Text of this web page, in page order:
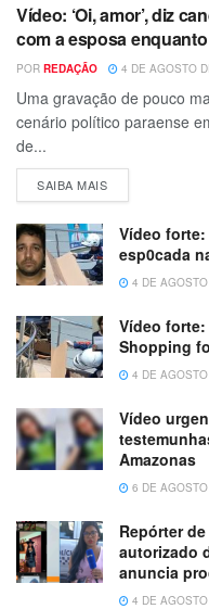
Vídeo: ‘Oi, amor’, diz
com a esposa
POR REDAÇÃO 4 DE AGOSTO
Uma gravação de pouco
cenário político paraense
de...
SAIBA MAIS
Vídeo forte:
esp0cada
4 DE
Vídeo
Shopping
4 DE
Vídeo
Amazonas
6 DE
Repórter
autorizado
anuncia
4 DE